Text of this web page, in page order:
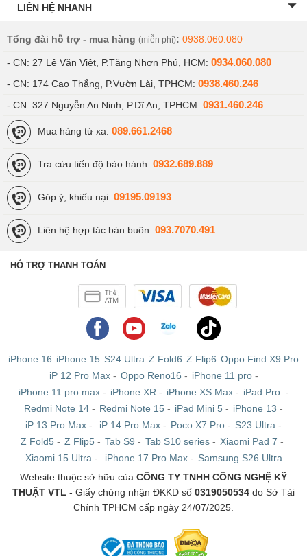
LIÊN HỆ NHANH
Tổng đài hỗ trợ - mua hàng (miễn phí): 0938.060.080
- CN: 27 Lê Văn Việt, P.Tăng Nhơn Phú, HCM: 0934.060.080
- CN: 174 Cao Thắng, P.Vườn Lài, TPHCM: 0938.460.246
- CN: 327 Nguyễn An Ninh, P.Dĩ An, TPHCM: 0931.460.246
Mua hàng từ xa: 089.661.2468
Tra cứu tiến độ bảo hành: 0932.689.889
Góp ý, khiếu nại: 09195.09193
Liên hệ hợp tác bán buôn: 093.7070.491
HỖ TRỢ THANH TOÁN
iPhone 16 iPhone 15 S24 Ultra Z Fold6 Z Flip6 Oppo Find X9 Pro
iP 12 Pro Max- Oppo Reno16 - iPhone 11 pro-
iPhone 11 pro max- iPhone XR - iPhone XS Max- iPad Pro -
Redmi Note 14 - Redmi Note 15 - iPad Mini 5 - iPhone 13 -
iP 13 Pro Max - iP 14 Pro Max - Poco X7 Pro - S23 Ultra -
Z Fold5 - Z Flip5 - Tab S9 - Tab S10 series - Xiaomi Pad 7 -
Xiaomi 15 Ultra - iPhone 17 Pro Max- Samsung S26 Ultra
Website thuộc sở hữu của CÔNG TY TNHH CÔNG NGHỆ KỸ
THUẬT VTL - Giấy chứng nhận ĐKKD số 0319050534 do Sở Tài
Chính TPHCM cấp ngày 24/07/2025.